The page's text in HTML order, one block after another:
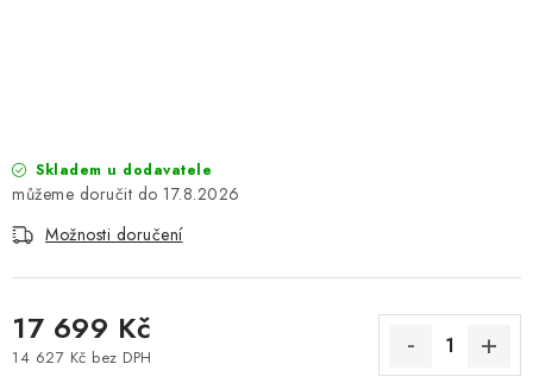
ARTHAS MAGAZÍN
O NÁS
Skladem u dodavatele
17.8.2026
Možnosti doručení
17 699 Kč
14 627 Kč bez DPH